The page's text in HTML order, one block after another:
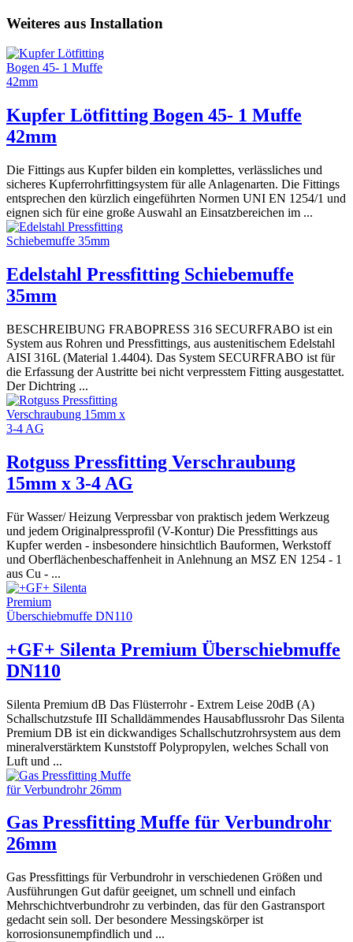
Weiteres aus Installation
Kupfer Lötfitting Bogen 45- 1 Muffe
42mm
Die Fittings aus Kupfer bilden ein komplettes, verlässliches und
sicheres Kupferrohrfittingsystem für alle Anlagenarten. Die Fittings
entsprechen den kürzlich eingeführten Normen UNI EN 1254/1 und
eignen sich für eine große Auswahl an Einsatzbereichen im ...
Edelstahl Pressfitting Schiebemuffe
35mm
BESCHREIBUNG FRABOPRESS 316 SECURFRABO ist ein
System aus Rohren und Pressfittings, aus austenitischem Edelstahl
AISI 316L (Material 1.4404). Das System SECURFRABO ist für
die Erfassung der Austritte bei nicht verpresstem Fitting ausgestattet.
Der Dichtring ...
Rotguss Pressfitting Verschraubung
15mm x 3-4 AG
Für Wasser/ Heizung Verpressbar von praktisch jedem Werkzeug
und jedem Originalpressprofil (V-Kontur) Die Pressfittings aus
Kupfer werden - insbesondere hinsichtlich Bauformen, Werkstoff
und Oberflächenbeschaffenheit in Anlehnung an MSZ EN 1254 - 1
aus Cu - ...
+GF+ Silenta Premium Überschiebmuffe
DN110
Silenta Premium dB Das Flüsterrohr - Extrem Leise 20dB (A)
Schallschutzstufe III Schalldämmendes Hausabflussrohr Das Silenta
Premium DB ist ein dickwandiges Schallschutzrohrsystem aus dem
mineralverstärktem Kunststoff Polypropylen, welches Schall von
Luft und ...
Gas Pressfitting Muffe für Verbundrohr
26mm
Gas Pressfittings für Verbundrohr in verschiedenen Größen und
Ausführungen Gut dafür geeignet, um schnell und einfach
Mehrschichtverbundrohr zu verbinden, das für den Gastransport
gedacht sein soll. Der besondere Messingskörper ist
korrosionsunempfindlich und ...